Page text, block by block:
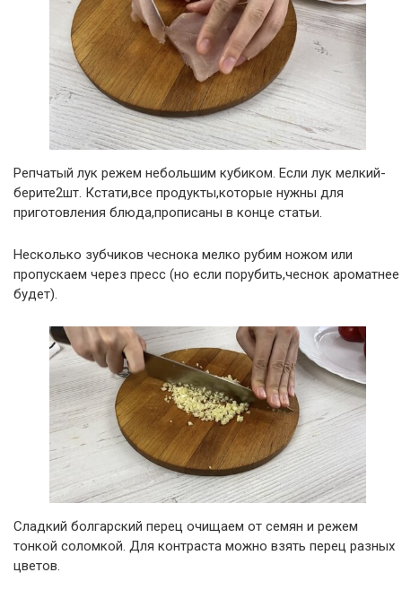
Репчатый лук режем небольшим кубиком. Если лук мелкий-
берите2шт. Кстати,все продукты,которые нужны для
приготовления блюда,прописаны в конце статьи.
Несколько зубчиков чеснока мелко рубим ножом или
пропускаем через пресс (но если порубить,чеснок ароматнее
будет).
Сладкий болгарский перец очищаем от семян и режем
тонкой соломкой. Для контраста можно взять перец разных
цветов.